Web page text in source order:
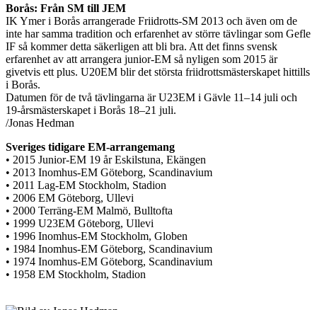
Borås: Från SM till JEM
IK Ymer i Borås arrangerade Friidrotts-SM 2013 och även om de
inte har samma tradition och erfarenhet av större tävlingar som Gefle
IF så kommer detta säkerligen att bli bra. Att det finns svensk
erfarenhet av att arrangera junior-EM så nyligen som 2015 är
givetvis ett plus. U20EM blir det största friidrottsmästerskapet hittills
i Borås.
Datumen för de två tävlingarna är U23EM i Gävle 11–14 juli och
19-årsmästerskapet i Borås 18–21 juli.
/Jonas Hedman
Sveriges tidigare EM-arrangemang
• 2015 Junior-EM 19 år Eskilstuna, Ekängen
• 2013 Inomhus-EM Göteborg, Scandinavium
• 2011 Lag-EM Stockholm, Stadion
• 2006 EM Göteborg, Ullevi
• 2000 Terräng-EM Malmö, Bulltofta
• 1999 U23EM Göteborg, Ullevi
• 1996 Inomhus-EM Stockholm, Globen
• 1984 Inomhus-EM Göteborg, Scandinavium
• 1974 Inomhus-EM Göteborg, Scandinavium
• 1958 EM Stockholm, Stadion